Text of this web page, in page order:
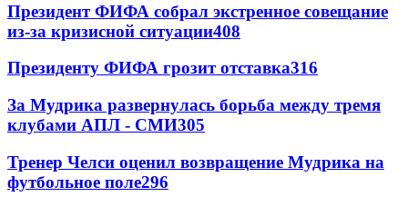
Президент ФИФА собрал экстренное совещание
из-за кризисной ситуации408
Президенту ФИФА грозит отставка316
За Мудрика развернулась борьба между тремя
клубами АПЛ - СМИ305
Тренер Челси оценил возвращение Мудрика на
футбольное поле296